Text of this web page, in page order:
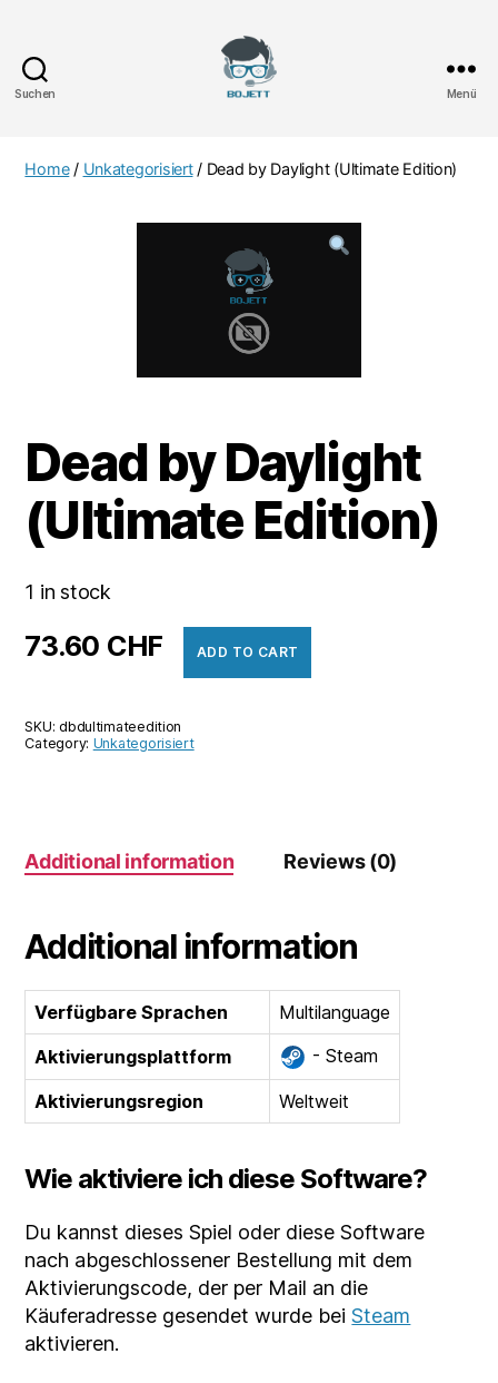
Suchen Menü
Home/ Unkategorisiert/ Dead by Daylight (Ultimate Edition)
Dead by Daylight
(Ultimate Edition)
1 in stock
73.60 CHF ADD TO CART
SKU:dbdultimateedition
Category: Unkategorisiert
Additional information Reviews (0)
Additional information
Verfügbare Sprachen
Multilanguage
Aktivierungsplattform
- Steam
Aktivierungsregion Weltweit
Wie aktiviere ich diese Software?
Du kannst dieses Spiel oder diese Software
nach abgeschlossener Bestellung mit dem
Aktivierungscode, der per Mail an die
Käuferadresse gesendet wurde beiSteam
aktivieren.